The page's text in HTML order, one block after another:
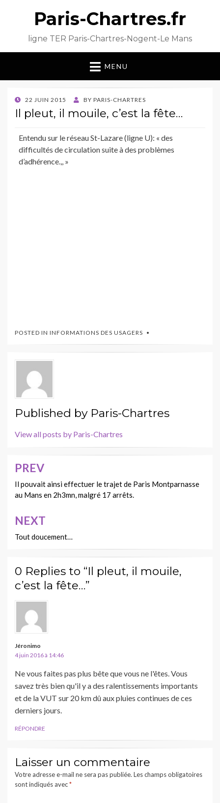
Paris-Chartres.fr
ligne TER Paris-Chartres-Nogent-Le Mans
MENU
POSTED
ON
22 JUIN 2015 BY PARIS-CHARTRES
Il pleut, il mouile, c’est la fête…
Entendu sur le réseau St-Lazare (ligne U): « des
difficultés de circulation suite à des problèmes
d’adhérence.,, »
POSTED IN INFORMATIONS DES USAGERS
Published by Paris-Chartres
View all posts by Paris-Chartres
Navigation
de
l’article
PREV
Il pouvait ainsi effectuer le trajet de Paris Montparnasse
au Mans en 2h3mn, malgré 17 arrêts.
NEXT
Tout doucement…
0 Replies to “Il pleut, il mouile,
c’est la fête…”
Jéronimo
4 juin 2016 à 14:46
Ne vous faites pas plus bête que vous ne l'êtes. Vous
savez très bien qu'il y a des ralentissements importants
et de la VUT sur 20 km dû aux pluies continues de ces
derniers jours.
RÉPONDRE
Laisser un commentaire
Votre adresse e-mail ne sera pas publiée. Les champs obligatoires
sont indiqués avec*